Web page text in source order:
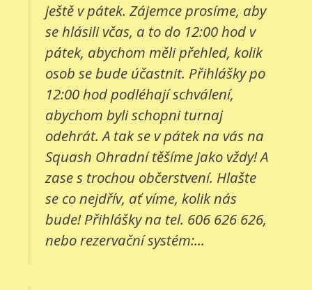
ještě v pátek. Zájemce prosíme, aby
se hlásili včas, a to do 12:00 hod v
pátek, abychom měli přehled, kolik
osob se bude účastnit. Přihlášky po
12:00 hod podléhají schválení,
abychom byli schopni turnaj
odehrát. A tak se v pátek na vás na
Squash Ohradní těšíme jako vždy! A
zase s trochou občerstvení. Hlašte
se co nejdřív, ať víme, kolik nás
bude! Přihlášky na tel. 606 626 626,
nebo rezervační systém:...